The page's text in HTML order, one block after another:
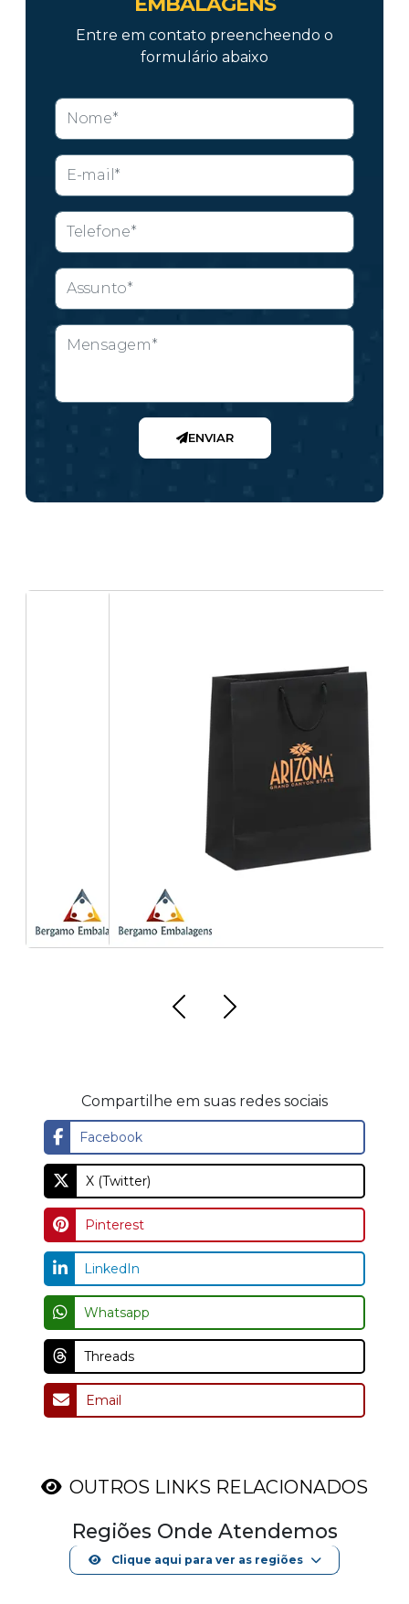
Entre em contato preencheendo o
formulário abaixo
ENVIAR
Sacolas customizadas p/ cama, mesa e banho
com logo
Compartilhe em suas redes sociais
Facebook
X (Twitter)
Pinterest
LinkedIn
Whatsapp
Threads
Email
OUTROS LINKS RELACIONADOS
Regiões Onde Atendemos
Clique aqui para ver as regiões